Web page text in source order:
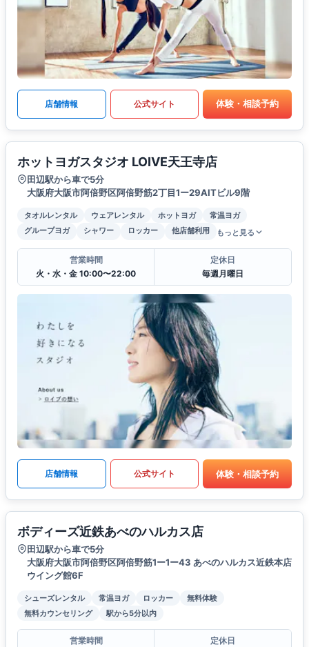
店舗情報 公式サイト 体験・相談予約
ホットヨガスタジオ LOIVE天王寺店
田辺駅から車で5分
大阪府大阪市阿倍野区阿倍野筋2丁目1ー29AITビル9階
タオルレンタル ウェアレンタル ホットヨガ
常温ヨガ
グループヨガ
シャワー ロッカー 他店舗利用 もっと見る
営業時間
火・水・金 10:00〜22:00
定休日
毎週月曜日
店舗情報 公式サイト 体験・相談予約
ボディーズ近鉄あべのハルカス店
田辺駅から車で5分
大阪府大阪市阿倍野区阿倍野筋1ー1ー43 あべのハルカス近鉄本店
ウイング館6F
シューズレンタル 常温ヨガ ロッカー
無料体験
無料カウンセリング
駅から5分以内
営業時間
定休日